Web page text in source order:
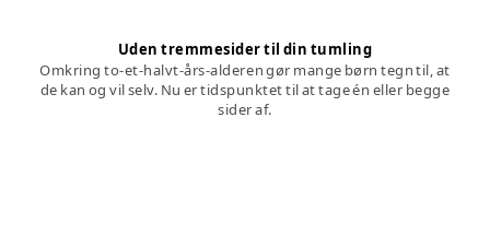
Uden tremmesider til din tumling
Omkring to-et-halvt-års-alderen gør mange børn tegn til, at
de kan og vil selv. Nu er tidspunktet til at tage én eller begge
sider af.